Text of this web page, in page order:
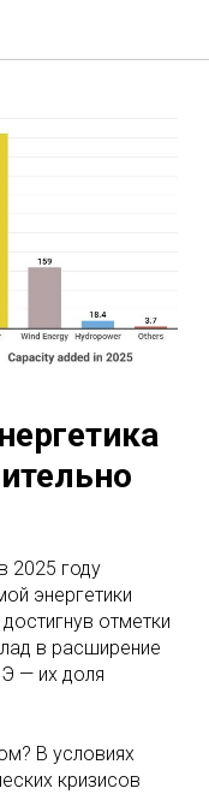
2025 году
энергетики
отметки
в расширение
— их доля
В условиях
кризисов